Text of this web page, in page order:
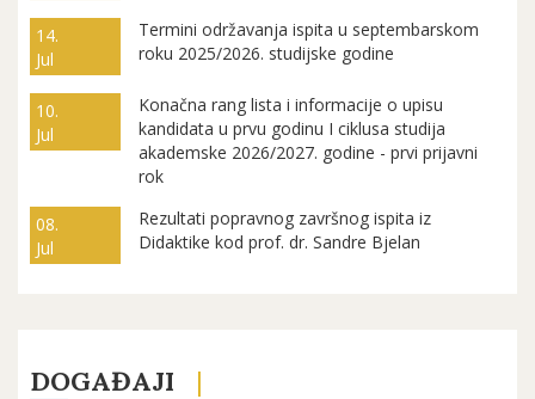
14.
Jul
Termini održavanja ispita u septembarskom
roku 2025/2026. studijske godine
10.
Jul
Konačna rang lista i informacije o upisu
kandidata u prvu godinu I ciklusa studija
akademske 2026/2027. godine - prvi prijavni
rok
08.
Jul
Rezultati popravnog završnog ispita iz
Didaktike kod prof. dr. Sandre Bjelan
DOGAĐAJI